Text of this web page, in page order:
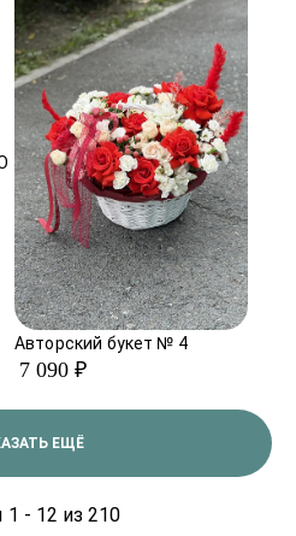
Авторский букет № 4
7 090 ₽
ЕЩЁ
- 12 из 210